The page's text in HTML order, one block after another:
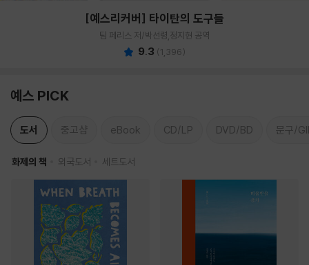
[예스리커버] 타이탄의 도구들
팀 페리스 저/박선령,정지현 공역
9.3 (1,396)
예스 PICK
도서 중고샵 eBook CD/LP DVD/BD 문구/
화제의 책 외국도서 세트도서